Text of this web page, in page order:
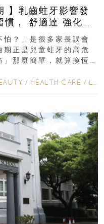
】乳齒蛀牙影響發
強化琺
怕？」是很多家長誤會
期正是兒童蛀牙的高危
那麼簡單，就算換恆
/ HEALTH CARE / LIFESTYLE